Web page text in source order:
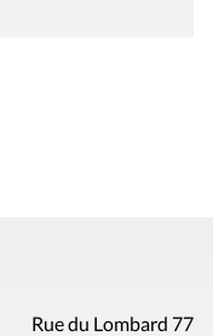
Rue du Lombard 77